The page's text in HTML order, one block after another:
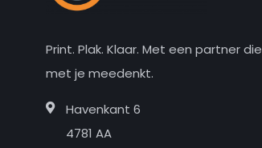
Print. Plak. Klaar. Met een partner die
met je meedenkt.
Havenkant 6
4781 AA